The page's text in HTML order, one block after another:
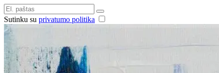
Sutinku su privatumo politika